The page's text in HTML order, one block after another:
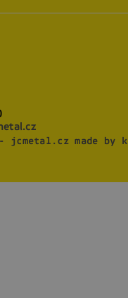
jcmetal.cz made by